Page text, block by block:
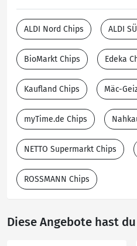
ALDI Nord Chips ALDI
BioMarkt Chips Edeka
Kaufland Chips Mäc-
myTime.de Chips
NETTO Supermarkt Chips
ROSSMANN Chips
Diese Angebote hast